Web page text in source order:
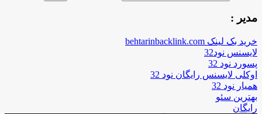
مدیر :
خرید بک لینک behtarinbacklink.com
لایسنس نود32
پسورد نود 32
اوکلی لایسنس رایگان نود 32
همیار نود 32
بهترین سئو
رایگان